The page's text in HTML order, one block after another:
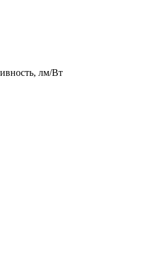
лм/Вт